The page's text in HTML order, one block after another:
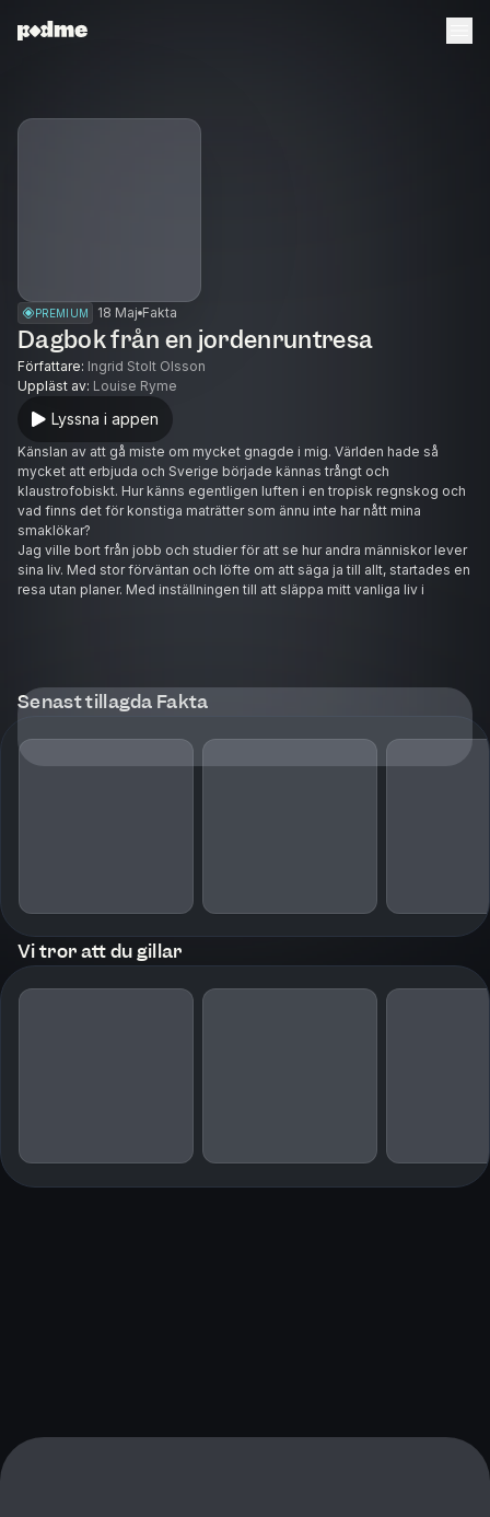
PREMIUM 18 Maj Fakta
Dagbok från en jordenruntresa
Författare: Ingrid Stolt Olsson
Uppläst av: Louise Ryme
Lyssna i appen
Känslan av att gå miste om mycket gnagde i mig. Världen hade så
mycket att erbjuda och Sverige började kännas trångt och
klaustrofobiskt. Hur känns egentligen luften i en tropisk regnskog och
vad finns det för konstiga maträtter som ännu inte har nått mina
smaklökar?
Jag ville bort från jobb och studier för att se hur andra människor lever
sina liv. Med stor förväntan och löfte om att säga ja till allt, startades en
resa utan planer. Med inställningen till att släppa mitt vanliga liv i
Maldiverna och magsjuka i Nepal. Allt med en grundläggande tanke
om att vara öppen och se hur andra människor lever sina liv.
hundra procent sant.
Senast tillagda Fakta
Vi tror att du gillar